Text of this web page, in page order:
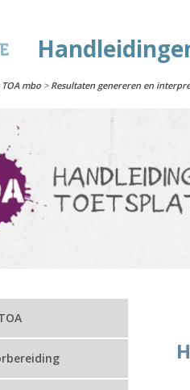
mbo > Resultaten genereren en